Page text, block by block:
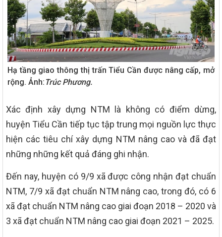
Hạ tầng giao thông thị trấn Tiểu Cần được nâng cấp, mở
rộng. Ảnh: Trúc Phương.
Xác định xây dựng NTM là không có điểm dừng,
huyện Tiểu Cần tiếp tục tập trung mọi nguồn lực thực
hiện các tiêu chí xây dựng NTM nâng cao và đã đạt
những những kết quả đáng ghi nhận.
Đến nay, huyện có 9/9 xã được công nhận đạt chuẩn
NTM, 7/9 xã đạt chuẩn NTM nâng cao, trong đó, có 6
xã đạt chuẩn NTM nâng cao giai đoạn 2018 – 2020 và
3 xã đạt chuẩn NTM nâng cao giai đoạn 2021 – 2025.